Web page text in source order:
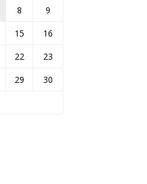
8
9
15
16
22
23
29
30